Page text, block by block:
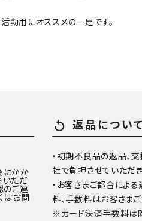
動用にオススメの一足です。
にかか
ただ
のご連
はお問
replay 返品について
・初期不良品の返品、
社で負担させていただき
・お客さまご都合によ
料、手数料はお客さま
※カード決済手数料は